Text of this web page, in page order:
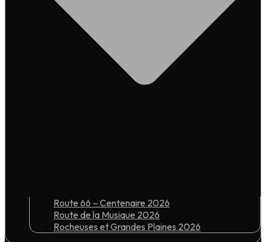
Route 66 – Centenaire 2026
Route de la Musique 2026
Rocheuses et Grandes Plaines 2026